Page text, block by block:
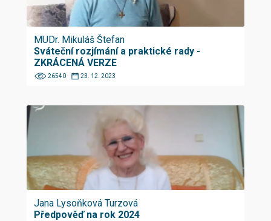
MUDr. Mikuláš Štefan
Sváteční rozjímání a praktické rady -
ZKRÁCENÁ VERZE
26540 23. 12. 2023
Jana Lysoňková Turzová
Předpověď na rok 2024